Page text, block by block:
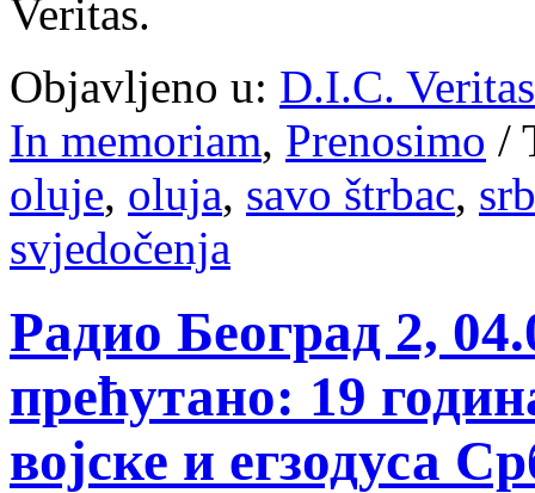
Veritas.
Objavljeno u: D.I.C.
In memoriam, Prenosimo /
oluje, oluja, savo štrbac,
svjedočenja
Радио Београд 2,
прећутано: 19
војске и егзодуса